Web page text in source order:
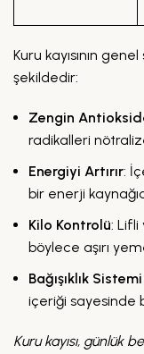
Kuru kayısının
şekildedir:
Zengin
radikalleri
Energiyi Artırır:
bir enerji
Kilo Kontrolü: Lifli
böylece aşırı
Bağışıklık
içeriği sayesinde
Kuru kayısı, günlük